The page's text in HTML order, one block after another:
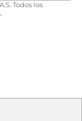
Todos los